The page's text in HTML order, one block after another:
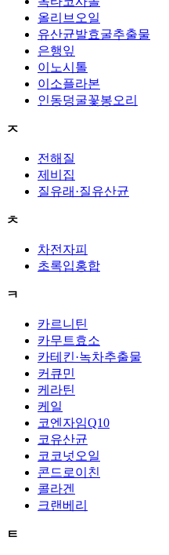
올리브오일
유산균발효굴추출물
은행잎
이노시톨
이소플라본
인동덩굴꽃봉오리
ㅈ
전해질
제비집
질유래·질유산균
ㅊ
차전자피
초록입홍합
ㅋ
카르니틴
카무트효소
카테킨·녹차추출물
커큐민
케라틴
케일
코엔자임Q10
코유산균
코코넛오일
콘드로이친
콜라겐
크랜베리
ㅌ